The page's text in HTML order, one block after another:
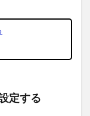
定する